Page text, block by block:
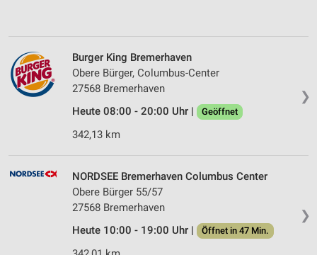
❯
Burger King Bremerhaven
Obere Bürger, Columbus-Center
27568 Bremerhaven
Heute 08:00 - 20:00 Uhr |
Geöffnet
342,13 km
❯
NORDSEE Bremerhaven Columbus Center
Obere Bürger 55/57
27568 Bremerhaven
Heute 10:00 - 19:00 Uhr |
Öffnet in 47 Min.